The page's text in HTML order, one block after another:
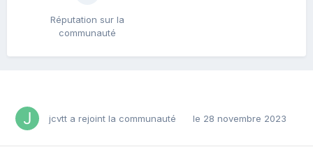
Réputation sur la
communauté
jcvtt a rejoint la communauté le 28 novembre 2023